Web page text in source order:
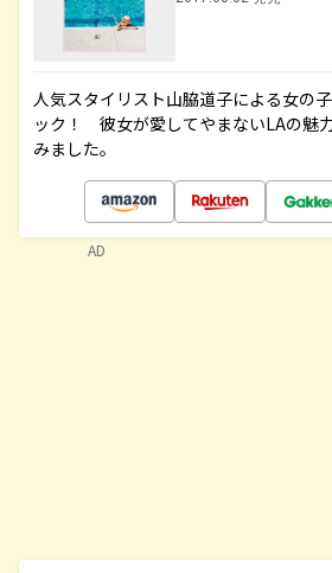
人気スタイリスト山脇道子による女の
ック！ 彼女が愛してやまないLAの魅
みました。
AD